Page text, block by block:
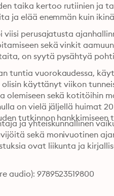
taika kertoo rutiinien ja
ja elää enemmän kuin
viisi perusajatusta
sekä vinkit
on syytä pysähtyä
tuntia vuorokaudessa,
käyttänyt viikon
olemiseen sekä kotitöihin
on vielä jäljellä huimat
tutkinnon hankkimiseen
ja yhteiskunnallinen
sekä monivuotinen
ovat liikunta ja
audio): 9789523519800